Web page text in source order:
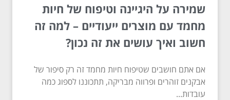
שמירה על היגיינה וטיפוח של חיות
מחמד עם מוצרים ייעודיים – למה זה
חשוב ואיך עושים את זה נכון?
אם אתם חושבים שטיפוח חיות מחמד זה רק סיפור של
אבקנים זוהרים ופרווה מבריקה, תתכוננו לספוג כמה
עובדות...